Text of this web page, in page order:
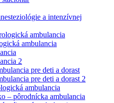
a intenzívnej
ambulancia
ambulancia
2
pre deti a dorast
pre deti a dorast 2
ambulancia
– pôrodnícka ambulancia